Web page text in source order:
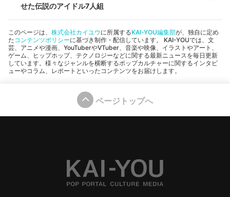
せた伝説のアイドル7人組
このページは、 株式会社カイユウに所属するKAI-YOU編集部が、独自に定め
た コンテンツポリシーに基づき制作・配信しています。 KAI-YOUでは、文
芸、アニメや漫画、YouTuberやVTuber、音楽や映像、イラストやアート、
ゲーム、ヒップホップ、テクノロジーなどに関する最新ニュースを毎日更新
しています。様々なジャンルを横断するポップカルチャーに関するインタビ
ューやコラム、レポートといったコンテンツをお届けします。
ページトップへ